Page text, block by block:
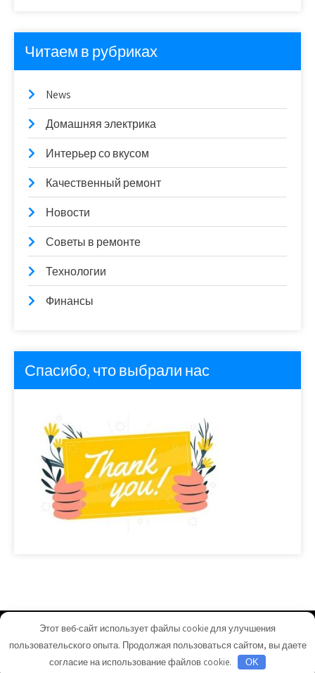
Читаем в рубриках
News
Домашняя электрика
Интерьер со вкусом
Качественный ремонт
Новости
Советы в ремонте
Технологии
Финансы
Спасибо, что выбрали нас
homeuyut.ru - Работает на WordPress
Тема от Grace Themes
Этот веб-сайт использует файлы cookie для улучшения
пользовательского опыта. Продолжая пользоваться сайтом, вы даете
согласие на использование файлов cookie.
OK